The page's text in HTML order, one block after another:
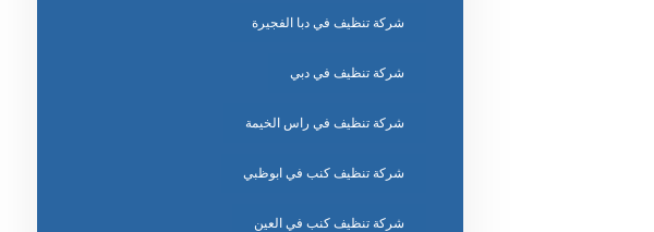
شركة تنظيف في دبا الفجيرة
شركة تنظيف في دبي
شركة تنظيف في راس الخيمة
شركة تنظيف كنب في ابوظبي
شركة تنظيف كنب في العين